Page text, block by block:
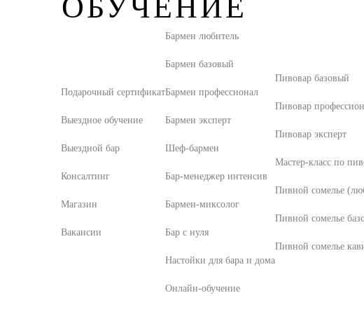
ОБУЧЕНИЕ
Подарочный сертификат
Выездное обучение
Выездной бар
Консалтинг
Магазин
Вакансии
Бармен любитель
Бармен базовый
Бармен профессионал
Бармен эксперт
Шеф-бармен
Бар-менеджер интенсив
Бармен-миксолог
Бар с нуля
Настойки для бара и дома
Онлайн-обучение
Пивовар базовый
Пивовар
Пивовар эксперт
Мастер-класс по
Пивной сомелье
Пивной сомелье
Пивной сомелье